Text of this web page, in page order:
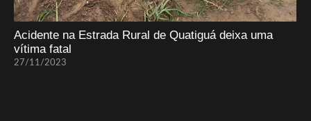
Acidente na Estrada Rural de Quatiguá deixa uma
vítima fatal
27/11/2023